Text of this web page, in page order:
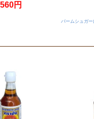
500g
560円
パームシュガ